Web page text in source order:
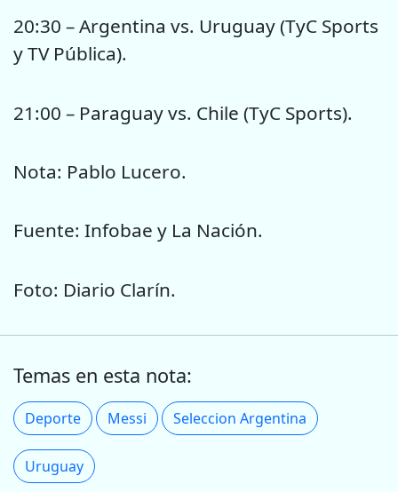
20:30 – Argentina vs. Uruguay (TyC Sports
y TV Pública).
21:00 – Paraguay vs. Chile (TyC Sports).
Nota: Pablo Lucero.
Fuente: Infobae y La Nación.
Foto: Diario Clarín.
Temas en esta nota:
Deporte Messi Seleccion Argentina
Uruguay